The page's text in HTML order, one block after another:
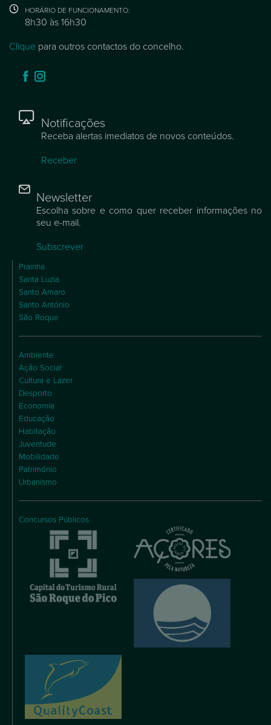
HORÁRIO DE FUNCIONAMENTO:
8h30 às 16h30
Clique para outros contactos do concelho.
Notificações
Receba alertas imediatos de novos conteúdos.
Receber
Newsletter
Escolha sobre e como quer receber informações no
seu e-mail.
Subscrever
Praínha
Santa Luzia
Santo Amaro
Santo António
São Roque
Ambiente
Ação Social
Cultura e Lazer
Desporto
Economia
Educação
Habitação
Juventude
Mobilidade
Património
Urbanismo
Concursos Públicos